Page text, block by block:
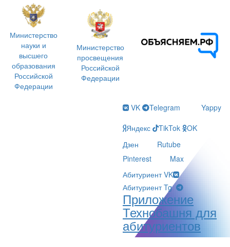
Министерство
науки и
высшего
образования
Российской
Федерации
Министерство
просвещения
Российской
Федерации
VK Telegram
Yappy
Яндекс
TikTok
OK
Дзен
Rutube
Pinterest
Max
Абитуриент VK
Абитуриент Tg
Приложение
Технобашня для
абитуриентов